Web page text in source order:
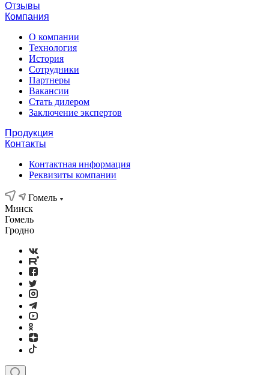
Отзывы
Компания
О компании
Технология
История
Сотрудники
Партнеры
Вакансии
Стать дилером
Заключение экспертов
Продукция
Контакты
Контактная информация
Реквизиты компании
Гомель
Минск
Гомель
Гродно